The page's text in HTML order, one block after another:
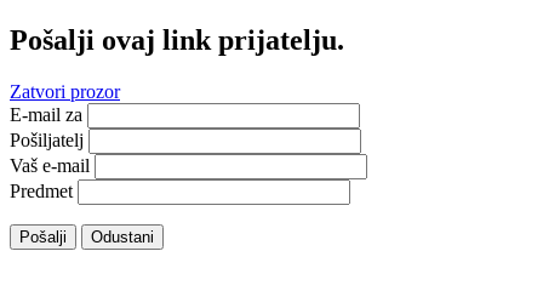
Pošalji ovaj link prijatelju.
Zatvori prozor
E-mail za
Pošiljatelj
Vaš e-mail
Predmet
Pošalji Odustani